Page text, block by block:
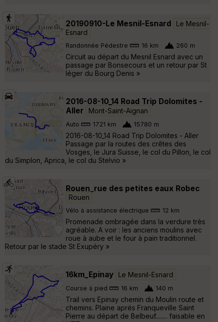
20190910-Le Mesnil-Esnard
Le Mesnil-
Esnard
Randonnée Pédestre 16 km 260 m
Circuit au départ du Mesnil Esnard avec un
passage par Bonsecours et un retour par St
léger du Bourg Denis »
2016-08-10_14 Road Trip Dolomites -
Aller
Mont-Saint-Aignan
Auto 1721 km 15780 m
2016-08-10_14 Road Trip Dolomites - Aller
Passage par la routes des crêtes des
Vosges, le Jura Suisse, le col du Pillon, le col
du Simplon, Aprica, le col du Stelvio »
Rouen_rue des petites eaux Robec
Rouen
Vélo à assistance électrique 12 km
Promenade ombragée dans la verdure très
agréable. A voir : les anciens moulins avec
roue à aube et le four à pain traditionnel.
Retour par le stade St Exupéry »
16km_Epinay Le Mesnil-Esnard
Course à pied 16 km 140 m
Trail vers Epinay chemin du Moulin route et
chemins. Plaine aprés Franqueville Saint
Pierre au départ de Belbeuf........ faisable en